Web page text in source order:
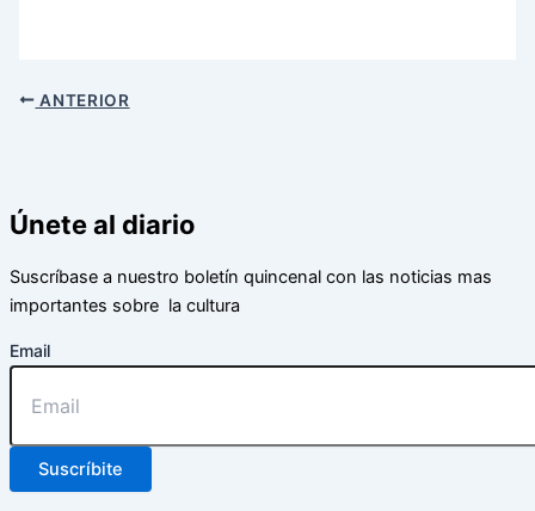
ANTERIOR
Únete al diario
Suscríbase a nuestro boletín quincenal con las noticias mas
importantes sobre la cultura
Email
Suscríbite